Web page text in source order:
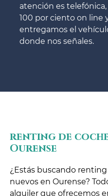
atención es
100 por ciento on line
entregamos el
donde nos señales.
renting de
Ourense
¿Estás buscando
nuevos en Ourense?
alquiler que ofrecemos